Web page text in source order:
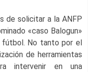
de solicitar a la ANFP
«caso Balogun»
fútbol. No tanto por el
de herramientas
intervenir en una